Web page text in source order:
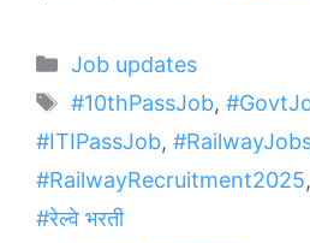
Categories
Job updates
Tags
#10thPassJob,
#ITIPassJob,
#RailwayRecruitment2025,
#रेल्वे भरती